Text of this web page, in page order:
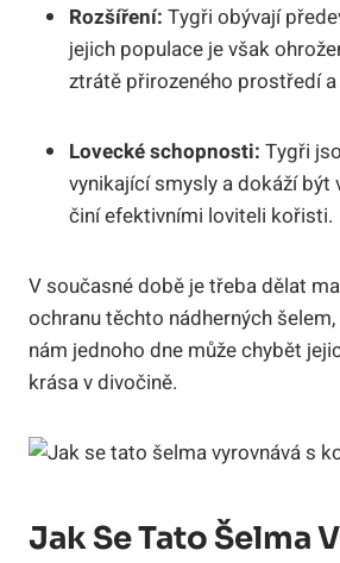
Rozšíření: Tygři obývají
jejich populace je však
ztrátě přirozeného prostředí
Lovecké schopnosti: Tygři
vynikající smysly a dokáží být
činí efektivními loviteli kořisti.
V současné době je třeba dělat
ochranu těchto nádherných
nám jednoho dne může chybět
krása v divočině.
Jak Se Tato Šelma